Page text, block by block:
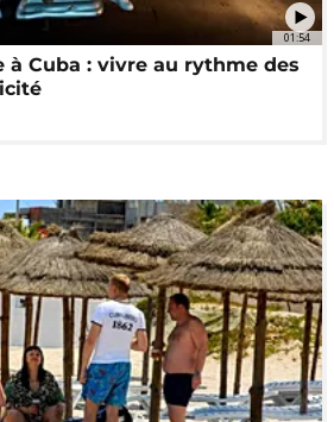
01:54
à Cuba : vivre au rythme des